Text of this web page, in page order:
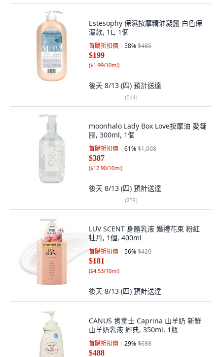
Estesophy 保濕按摩精油凝露 白色保
濕款, 1L, 1個
首購折扣價 58%$485
$199
($1.99/10ml)
後天 8/13 (四) 預計送達
(514)
moonhalo Lady Box Love按摩油 愛凝
膠, 300ml, 1個
首購折扣價 61%$1,008
$387
($12.90/10ml)
後天 8/13 (四) 預計送達
(259)
LUV SCENT 身體乳液 婚禮花束 粉紅
牡丹, 1個, 400ml
首購折扣價 56%$420
$181
($4.53/10ml)
後天 8/13 (四) 預計送達
CANUS 肯拿士 Caprina 山羊奶 新鮮
山羊奶乳液 經典, 350ml, 1瓶
首購折扣價 29%$688
$488